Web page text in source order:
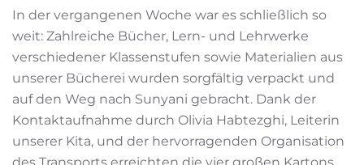
In der vergangenen Woche war es schließlich so
weit: Zahlreiche Bücher, Lern- und Lehrwerke
verschiedener Klassenstufen sowie Materialien aus
unserer Bücherei wurden sorgfältig verpackt und
auf den Weg nach Sunyani gebracht. Dank der
Kontaktaufnahme durch Olivia Habtezghi, Leiterin
unserer Kita, und der hervorragenden Organisation